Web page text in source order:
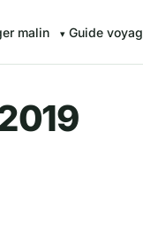
malin Guide